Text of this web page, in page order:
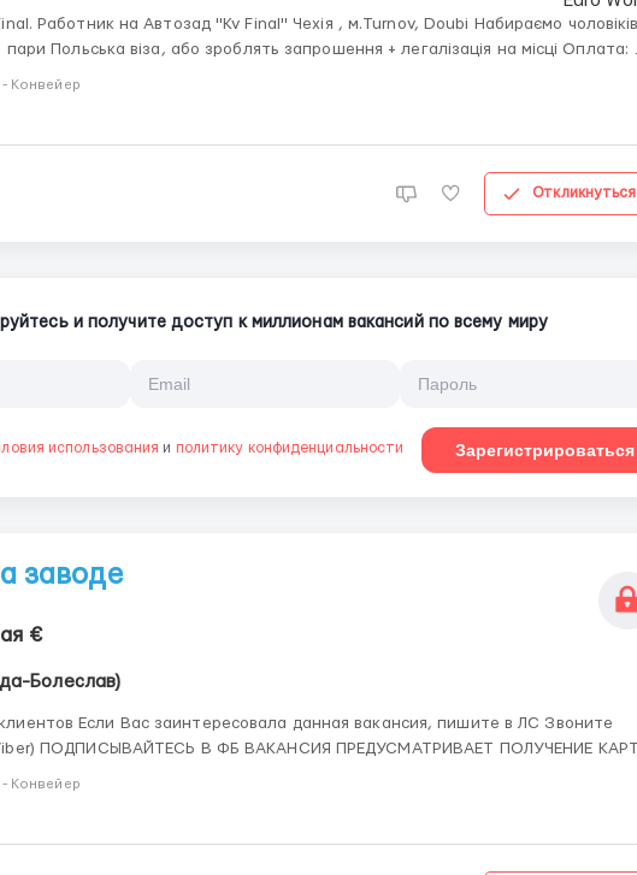
чоловіків,
Польська віза, або зроблять запрошення + легалізація на місці Оплата: 110
Конвейер
Откликнуться
и получите доступ к миллионам вакансий по всему миру
использования и политику конфиденциальности Зарегистрироваться
заводе
€
Болеслав)
пишите в ЛС Звоните
ПОЛУЧЕНИЕ КАРТЫ
Конвейер